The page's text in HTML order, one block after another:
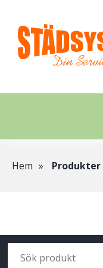
till
huvudinnehåll
Länkstig
Hem Produkter